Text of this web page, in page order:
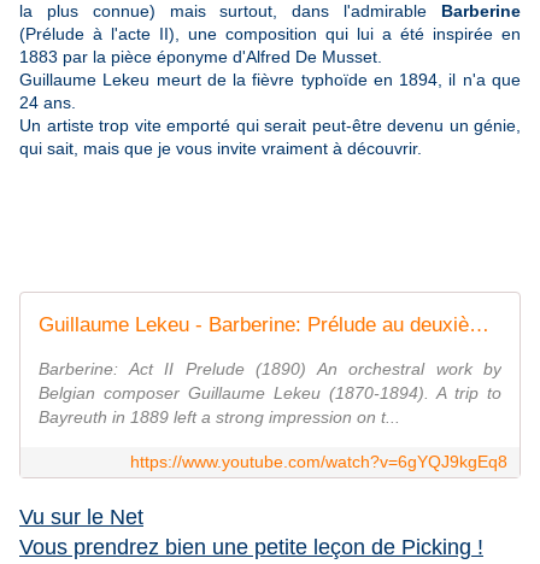
la plus connue) mais surtout, dans l'admirable Barberine
(Prélude à l'acte II), une composition qui lui a été inspirée en
1883 par la pièce éponyme d'Alfred De Musset.
Guillaume Lekeu meurt de la fièvre typhoïde en 1894, il n'a que
24 ans.
Un artiste trop vite emporté qui serait peut-être devenu un génie,
qui sait, mais que je vous invite vraiment à découvrir.
Guillaume Lekeu - Barberine: Prélude au deuxième acte (1890)
Barberine: Act II Prelude (1890) An orchestral work by
Belgian composer Guillaume Lekeu (1870-1894). A trip to
Bayreuth in 1889 left a strong impression on t...
https://www.youtube.com/watch?v=6gYQJ9kgEq8
Vu sur le Net
Vous prendrez bien une petite leçon de Picking !